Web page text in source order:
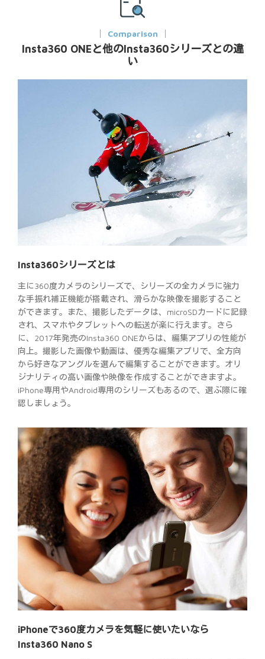
Comparison
Insta360 ONEと他のInsta360シリーズとの違
い
Insta360シリーズとは
主に360度カメラのシリーズで、シリーズの全カメラに強力
な手振れ補正機能が搭載され、滑らかな映像を撮影すること
ができます。また、撮影したデータは、microSDカードに記録
され、スマホやタブレットへの転送が楽に行えます。さら
に、2017年発売のInsta360 ONEからは、編集アプリの性能が
向上。撮影した画像や動画は、優秀な編集アプリで、全方向
から好きなアングルを選んで編集することができます。オリ
ジナリティの高い画像や映像を作成することができますよ。
iPhone専用やAndroid専用のシリーズもあるので、選ぶ際に確
認しましょう。
iPhoneで360度カメラを気軽に使いたいなら
Insta360 Nano S